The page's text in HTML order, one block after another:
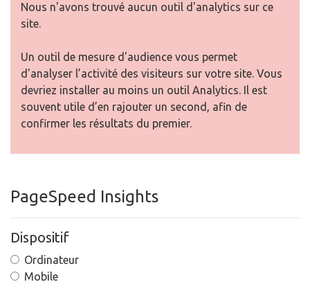
Nous n'avons trouvé aucun outil d'analytics sur ce
site.
Un outil de mesure d'audience vous permet
d'analyser l’activité des visiteurs sur votre site. Vous
devriez installer au moins un outil Analytics. Il est
souvent utile d’en rajouter un second, afin de
confirmer les résultats du premier.
PageSpeed Insights
Dispositif
Ordinateur
Mobile